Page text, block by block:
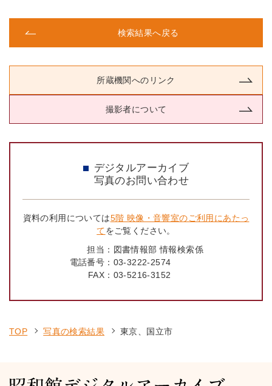
検索結果へ戻る
所蔵機関へのリンク
撮影者について
デジタルアーカイブ
写真のお問い合わせ
資料の利用については5階 映像・音響室のご利用にあたっ
てをご覧ください。
担当： 図書情報部 情報検索係
電話番号： 03-3222-2574
FAX： 03-5216-3152
TOP 写真の検索結果 東京、国立市